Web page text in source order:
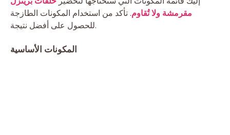
مقرمشة ولا تُقاوم. تأكد من استخدام المكونات الطازجة
للحصول على أفضل نتيجة.
المكونات الأساسية